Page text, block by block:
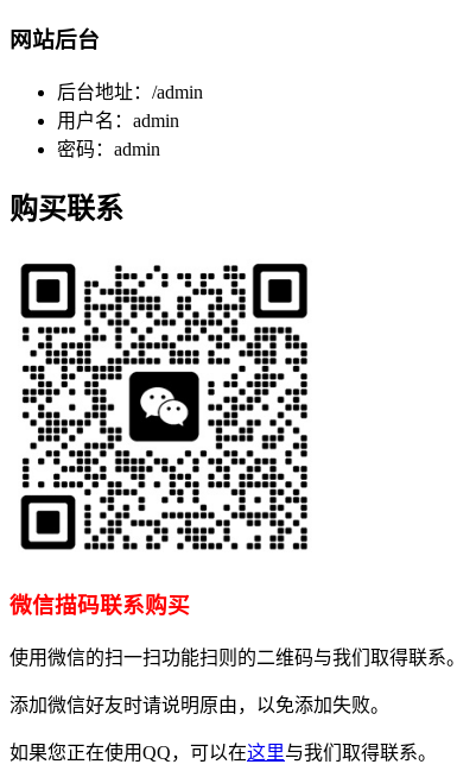
网站后台
后台地址：/admin
用户名：admin
密码：admin
购买联系
微信描码联系购买
使用微信的扫一扫功能扫则的二维码与我们取得联系。
添加微信好友时请说明原由，以免添加失败。
如果您正在使用QQ，可以在这里与我们取得联系。